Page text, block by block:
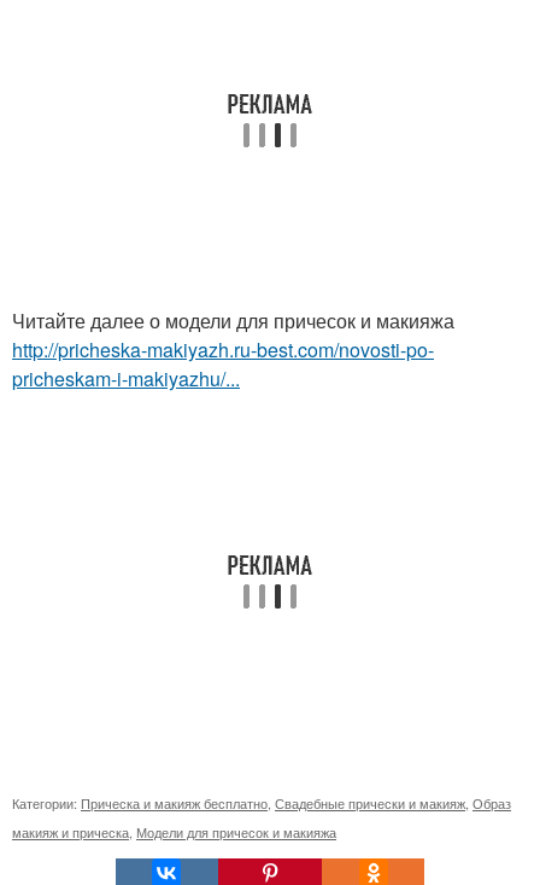
Читайте далее о модели для причесок и макияжа
http://pricheska-makiyazh.ru-best.com/novosti-po-
pricheskam-i-makiyazhu/...
Категории: Прическа и макияж бесплатно Свадебные прически и макияж Образ
макияж и прическа Модели для причесок и макияжа